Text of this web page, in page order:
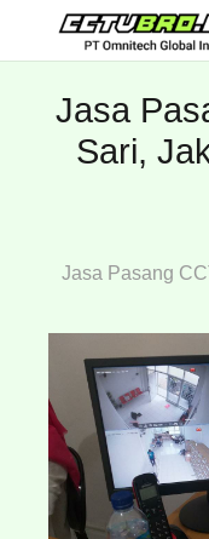
Jasa
Sari,
Jasa Pasang